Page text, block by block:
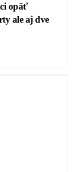
opäť
ale aj dve